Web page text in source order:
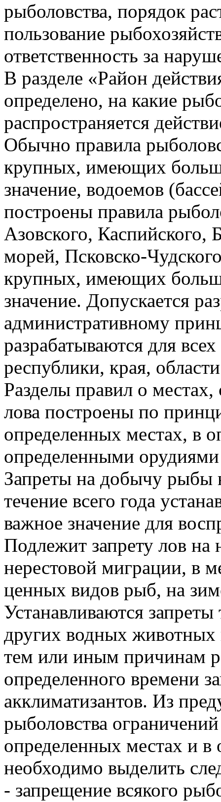
рыболовства, порядок
пользование
ответственность за
В разделе «Район
определено, на какие
распространяется
Обычно правила
крупных, имеющих
значение, водоемов
построены правила
Азовского, Каспийского,
морей, Псковско-
крупных, имеющих
значение. Допускается
административному
разрабатываются для
республики, края,
Разделы правил о
лова построены по
определенных местах, в
определенными
Запреты на добычу рыбы
течение всего года
важное значение для
Подлежит запрету лов на
нерестовой миграции, в
ценных видов рыб, на
Устанавливаются
других водных животных
тем или иным причинам
определенного времени
акклиматизантов. Из
рыболовства
определенных местах и в
необходимо выделить
- запрещение всякого